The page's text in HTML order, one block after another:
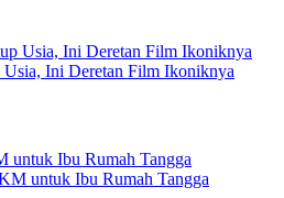
Ini Deretan Film Ikoniknya
Ibu Rumah Tangga